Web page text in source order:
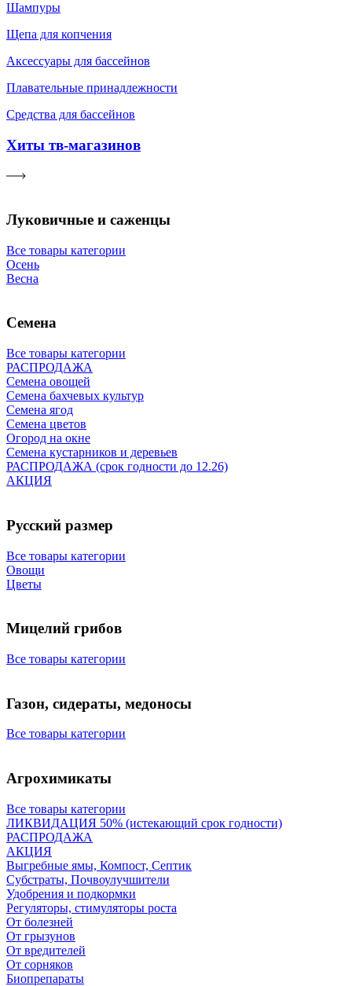
Шампуры
Щепа для копчения
Аксессуары для бассейнов
Плавательные принадлежности
Средства для бассейнов
Хиты тв-магазинов
Луковичные и саженцы
Все товары категории
Осень
Весна
Семена
Все товары категории
РАСПРОДАЖА
Семена овощей
Семена бахчевых культур
Семена ягод
Семена цветов
Огород на окне
Семена кустарников и деревьев
РАСПРОДАЖА (срок годности до 12.26)
АКЦИЯ
Русский размер
Все товары категории
Овощи
Цветы
Мицелий грибов
Все товары категории
Газон, сидераты, медоносы
Все товары категории
Агрохимикаты
Все товары категории
ЛИКВИДАЦИЯ 50% (истекающий срок годности)
РАСПРОДАЖА
АКЦИЯ
Выгребные ямы, Компост, Септик
Субстраты, Почвоулучшители
Удобрения и подкормки
Регуляторы, стимуляторы роста
От болезней
От грызунов
От вредителей
От сорняков
Биопрепараты